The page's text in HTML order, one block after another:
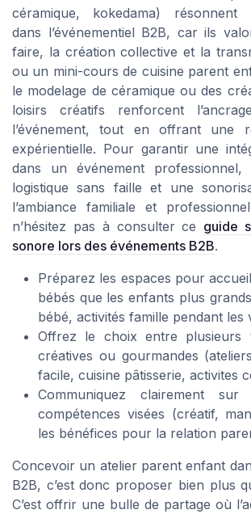
céramique, kokedama) résonnent
dans l’événementiel B2B, car ils
faire, la création collective et la
ou un mini-cours de cuisine parent
le modelage de céramique ou des
loisirs créatifs renforcent
l’événement, tout en offrant une
expérientielle. Pour garantir une
dans un événement
logistique sans faille et une
l’ambiance familiale et
n’hésitez pas à consulter ce guide
sonore lors des événements B2B.
Préparez les espaces pour
bébés que les enfants plus
bébé, activités famille pendant les
Offrez le choix entre plusieurs
créatives ou gourmandes
facile, cuisine pâtisserie, activites
Communiquez clairement
compétences visées (créatif,
les bénéfices pour la relation
Concevoir un atelier parent enfant
B2B, c’est donc proposer bien plus
C’est offrir une bulle de partage où